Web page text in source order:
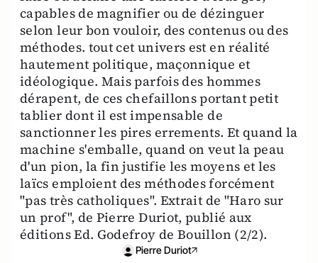
capables de magnifier ou de dézinguer
selon leur bon vouloir, des contenus ou des
méthodes. tout cet univers est en réalité
hautement politique, maçonnique et
idéologique. Mais parfois des hommes
dérapent, de ces chefaillons portant petit
tablier dont il est impensable de
sanctionner les pires errements. Et quand la
machine s'emballe, quand on veut la peau
d'un pion, la fin justifie les moyens et les
laïcs emploient des méthodes forcément
"pas très catholiques". Extrait de "Haro sur
un prof", de Pierre Duriot, publié aux
éditions Ed. Godefroy de Bouillon (2/2).
Pierre Duriot